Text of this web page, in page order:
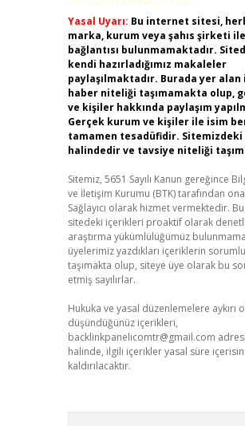
Yasal Uyarı: Bu internet sitesi,
marka, kurum veya şahıs şirketi
bağlantısı bulunmamaktadır.
kendi hazırladığımız makaleler
paylaşılmaktadır. Burada yer
haber niteliği taşımamakta olup,
ve kişiler hakkında paylaşım
Gerçek kurum ve kişiler ile isim
tamamen tesadüfidir.
halindedir ve tavsiye niteliği
Sitemiz, 5651 Sayılı Kanun gereğince
ve İletişim Kurumu (BTK) tarafından
Sağlayıcı olarak hizmet vermektedir.
sitedeki içerikleri proaktif olarak
araştırma yükümlülüğümüz
üyelerimiz yazdıkları içeriklerin
taşımakta olup, siteye üye olarak bu
etmiş sayılırlar.
Hukuka ve yasal düzenlemelere aykırı
düşündüğünüz içerikleri,
backlinkpanelicomtr@gmail.com
halinde, ilgili içerikler yasal süre
kaldırılacaktır.